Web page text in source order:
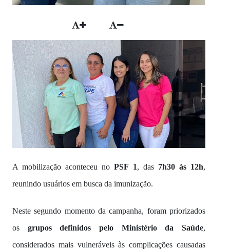
A mobilização aconteceu noPSF 1, das 7h30 às 12h,
reunindo usuários em busca da imunização.
Neste segundo momento da campanha, foram priorizados
os grupos definidos pelo Ministério da Saúde,
considerados mais vulneráveis às complicações causadas